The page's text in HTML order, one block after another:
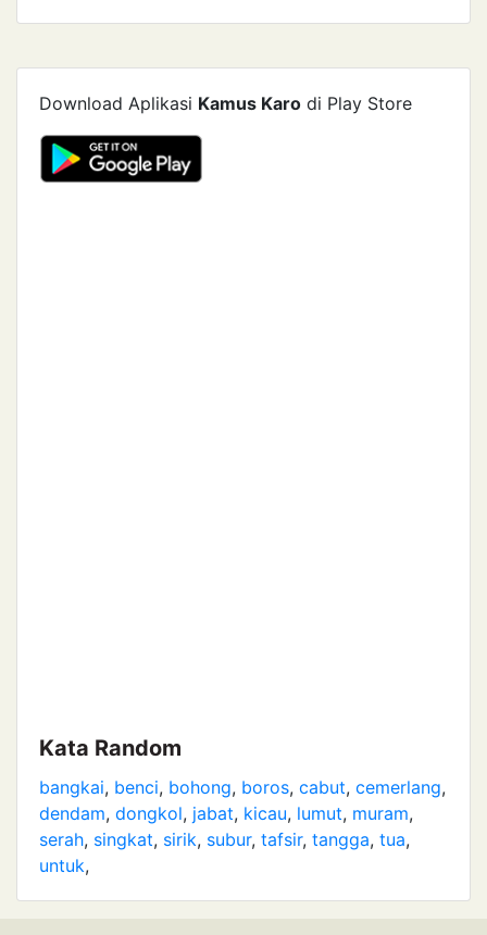
Download Aplikasi Kamus Karo di Play Store
Kata Random
bangkai, benci, bohong, boros, cabut, cemerlang,
dendam, dongkol, jabat, kicau, lumut, muram,
serah, singkat, sirik, subur, tafsir, tangga, tua,
untuk,